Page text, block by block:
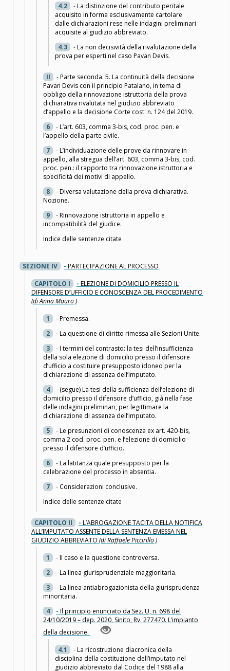
4.2
-La distinzione del contributo peritale
acquisito in forma esclusivamente cartolare
dalle dichiarazioni rese nelle indagini preliminari
acquisite al giudizio abbreviato.
4.3
-La non decisività della rivalutazione della
prova per esperti nel caso Pavan Devis.
II -Parte seconda. 5. La continuità della decisione
Pavan Devis con il principio Patalano, in tema di
obbligo della rinnovazione istruttoria della prova
dichiarativa rivalutata nel giudizio abbreviato
d’appello e la decisione Corte cost. n. 124 del 2019.
6
-L’art. 603, comma 3-bis, cod. proc. pen. e
l’appello della parte civile.
7
-L’individuazione delle prove da rinnovare in
appello, alla stregua dell’art. 603, comma 3-bis, cod.
proc. pen.: il rapporto tra rinnovazione istruttoria e
specificità dei motivi di appello.
8
-Diversa valutazione della prova dichiarativa.
Nozione.
9
-Rinnovazione istruttoria in appello e
incompatibilità del giudice.
Indice delle sentenze citate
SEZIONE IV - PARTECIPAZIONE AL PROCESSO
CAPITOLO I
- ELEZIONE DI DOMICILIO PRESSO IL
DIFENSORE D’UFFICIO E CONOSCENZA DEL PROCEDIMENTO
(di Anna Mauro )
1
-Premessa.
2
-La questione di diritto rimessa alle Sezioni Unite.
3
-I termini del contrasto: la tesi dell’insufficienza
della sola elezione di domicilio presso il difensore
d’ufficio a costituire presupposto idoneo per la
dichiarazione di assenza dell’imputato.
4
- (segue) La tesi della sufficienza dell’elezione di
domicilio presso il difensore d’ufficio, già nella fase
delle indagini preliminari, per legittimare la
dichiarazione di assenza dell’imputato.
5
-Le presunzioni di conoscenza ex art. 420-bis,
comma 2 cod. proc. pen. e l’elezione di domicilio
presso il difensore d’ufficio.
6
-La latitanza quale presupposto per la
celebrazione del processo in absentia.
7
- Considerazioni conclusive.
Indice delle sentenze citate
CAPITOLO II - L’ABROGAZIONE TACITA DELLA NOTIFICA
ALL’IMPUTATO ASSENTE DELLA SENTENZA EMESSA NEL
GIUDIZIO ABBREVIATO (di Raffaele Piccirillo )
1
-Il caso e la questione controversa.
2
-La linea giurisprudenziale maggioritaria.
3
-La linea antiabrogazionista della giurisprudenza
minoritaria.
4
- Il principio enunciato da Sez. U, n. 698 del
24/10/2019 – dep. 2020, Sinito, Rv. 277470. L’impianto
della decisione.
4.1
-La ricostruzione diacronica della
disciplina della costituzione dell’imputato nel
giudizio abbreviato dal Codice del 1988 alla